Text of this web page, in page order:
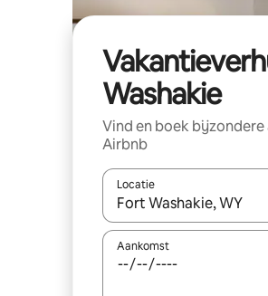
Washakie
Vind en boek
Airbnb
Locatie
Wanneer er suggesties
Aankomst